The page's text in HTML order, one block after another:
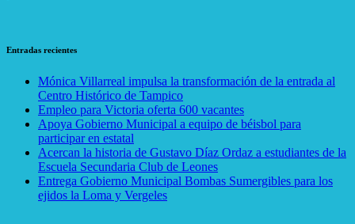
Entradas recientes
Mónica Villarreal impulsa la transformación de la entrada al
Centro Histórico de Tampico
Empleo para Victoria oferta 600 vacantes
Apoya Gobierno Municipal a equipo de béisbol para
participar en estatal
Acercan la historia de Gustavo Díaz Ordaz a estudiantes de la
Escuela Secundaria Club de Leones
Entrega Gobierno Municipal Bombas Sumergibles para los
ejidos la Loma y Vergeles